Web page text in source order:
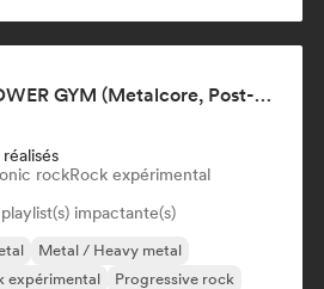
METAL POWER GYM (Metalcore, Post-Hardcore, Alt. Metal)
rockRock expérimental
impactante(s)
Metal / Heavy metal
expérimental
Progressive rock